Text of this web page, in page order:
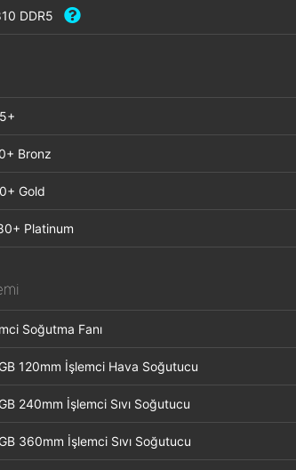
DDR5
Bronz
Gold
Platinum
Soğutma Fanı
120mm İşlemci Hava Soğutucu
240mm İşlemci Sıvı Soğutucu
360mm İşlemci Sıvı Soğutucu